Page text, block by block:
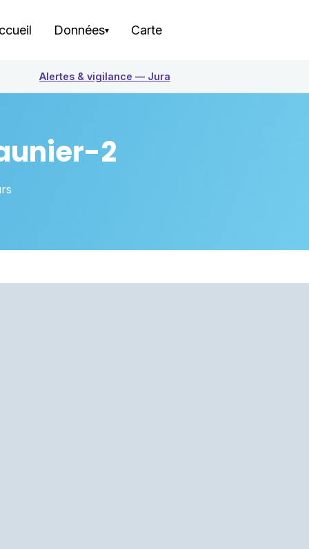
Données▾ Carte
Alertes & vigilance — Jura
2